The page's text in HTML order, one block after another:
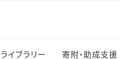
ライブラリー 寄附・助成支援